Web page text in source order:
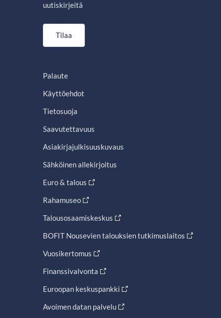
uutiskirjeitä
Tilaa
Palaute
Käyttöehdot
Tietosuoja
Saavutettavuus
Asiakirjajulkisuuskuvaus
Sähköinen allekirjoitus
Euro & talous
Rahamuseo
Talousosaamiskeskus
BOFIT Nousevien talouksien tutkimuslaitos
Vuosikertomus
Finanssivalvonta
Euroopan keskuspankki
Avoimen datan palvelu